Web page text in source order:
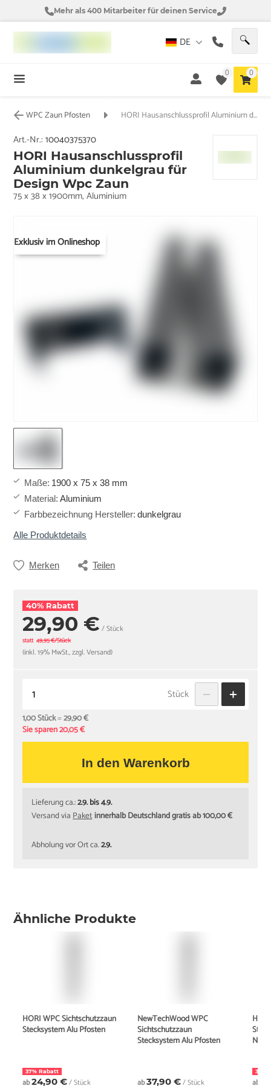
Mehr als 400 Mitarbeiter für deinen Service
DE
0 0
WPC Zaun Pfosten HORI Hausanschlussprofil Aluminium dunkelgrau für Design Wpc Zaun
Exklusiv im Onlineshop
Art.-Nr.:10040375370
HORI Hausanschlussprofil
Aluminium dunkelgrau für
Design Wpc Zaun
75 x 38 x 1900mm, Aluminium
Maße: 1900 x 75 x 38 mm
Material: Aluminium
Farbbezeichnung Hersteller: dunkelgrau
Alle Produktdetails
Merken Teilen
40% Rabatt
29,90 € / Stück
statt 49,95 €/Stück
(inkl. 19% MwSt., zzgl. Versand)
Stück
1,00 Stück=29,90 €
Sie sparen 20,05 €
In den Warenkorb
Lieferung ca.:2.9. bis 4.9.
Versand viaPaketinnerhalb Deutschland gratis ab 100,00 €
Abholung vor Ort ca.2.9.
Ähnliche Produkte
HORI WPC Sichtschutzzaun
Stecksystem Alu Pfosten
37% Rabatt
ab24,90 €/ Stück
NewTechWood WPC
Sichtschutzzaun
Stecksystem Alu Pfosten
ab37,90 €/ Stück
38%
ab